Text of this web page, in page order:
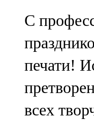
С
печати!
всех